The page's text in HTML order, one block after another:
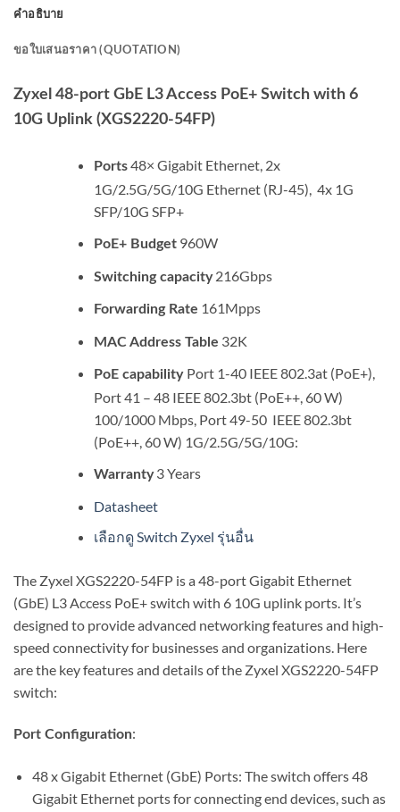
คำอธิบาย
ขอใบเสนอราคา (QUOTATION)
Zyxel 48-port GbE L3 Access PoE+ Switch with 6
10G Uplink (XGS2220-54FP)
Ports48× Gigabit Ethernet, 2x
1G/2.5G/5G/10G Ethernet (RJ-45), 4x 1G
SFP/10G SFP+
PoE+ Budget960W
Switching capacity216Gbps
Forwarding Rate 161Mpps
MAC Address Table 32K
PoE capability Port 1-40 IEEE 802.3at (PoE+),
Port 41 – 48 IEEE 802.3bt (PoE++, 60 W)
100/1000 Mbps, Port 49-50 IEEE 802.3bt
(PoE++, 60 W) 1G/2.5G/5G/10G:
Warranty3 Years
Datasheet
เลือกดู Switch Zyxel รุ่นอื่น
The Zyxel XGS2220-54FP is a 48-port Gigabit Ethernet
(GbE) L3 Access PoE+ switch with 6 10G uplink ports. It’s
designed to provide advanced networking features and high-
speed connectivity for businesses and organizations. Here
are the key features and details of the Zyxel XGS2220-54FP
switch:
Port Configuration:
48 x Gigabit Ethernet (GbE) Ports: The switch offers 48
Gigabit Ethernet ports for connecting end devices, such as